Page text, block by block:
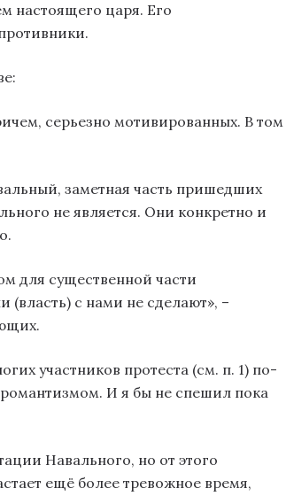
настоящего царя. Его
серьезно мотивированных. В том
заметная часть пришедших
не является. Они конкретно и
для существенной части
(власть) с нами не сделают», –
участников протеста (см. п. 1) по-
И я бы не спешил пока
Навального, но от этого
ещё более тревожное время,